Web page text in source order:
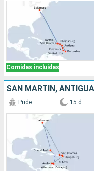
Comidas incluidas
Pride 15 d